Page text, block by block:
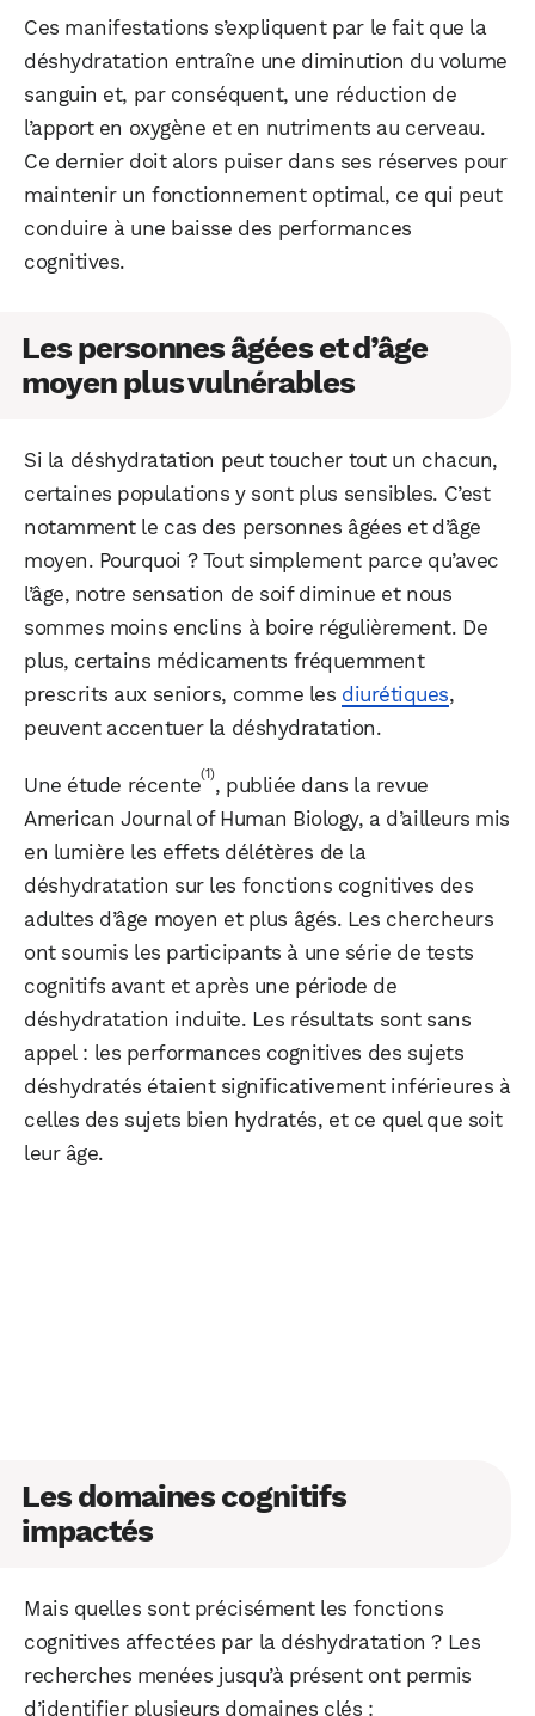
Ces manifestations s’expliquent par le fait que la
déshydratation entraîne une diminution du volume
sanguin et, par conséquent, une réduction de
l’apport en oxygène et en nutriments au cerveau.
Ce dernier doit alors puiser dans ses réserves pour
maintenir un fonctionnement optimal, ce qui peut
conduire à une baisse des performances
cognitives.
Les personnes âgées et d’âge
moyen plus vulnérables
Si la déshydratation peut toucher tout un chacun,
certaines populations y sont plus sensibles. C’est
notamment le cas des personnes âgées et d’âge
moyen. Pourquoi ? Tout simplement parce qu’avec
l’âge, notre sensation de soif diminue et nous
sommes moins enclins à boire régulièrement. De
plus, certains médicaments fréquemment
prescrits aux seniors, comme les diurétiques,
peuvent accentuer la déshydratation.
Une étude récente(1), publiée dans la revue
American Journal of Human Biology, a d’ailleurs mis
en lumière les effets délétères de la
déshydratation sur les fonctions cognitives des
adultes d’âge moyen et plus âgés. Les chercheurs
ont soumis les participants à une série de tests
cognitifs avant et après une période de
déshydratation induite. Les résultats sont sans
appel : les performances cognitives des sujets
déshydratés étaient significativement inférieures à
celles des sujets bien hydratés, et ce quel que soit
leur âge.
Les domaines cognitifs
impactés
Mais quelles sont précisément les fonctions
cognitives affectées par la déshydratation ? Les
recherches menées jusqu’à présent ont permis
d’identifier plusieurs domaines clés :